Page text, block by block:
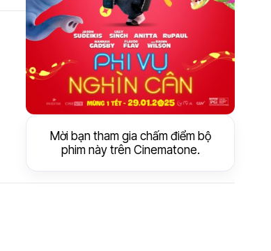
Mời bạn tham gia chấm điểm bộ
phim này trên Cinematone.